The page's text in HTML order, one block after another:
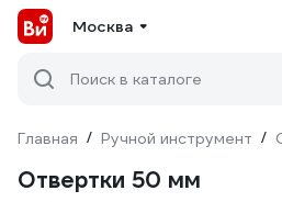
Москва
Поиск в каталоге
Главная / Ручной инструмент /
Отвертки 50 мм